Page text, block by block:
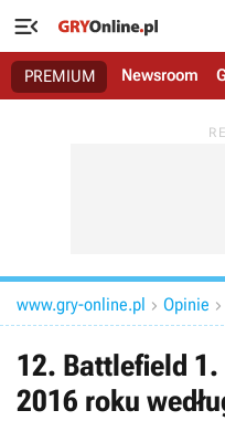

PREMIUM Newsroom
www.gry-online.pl  Opinie 
12. Battlefield
2016 roku